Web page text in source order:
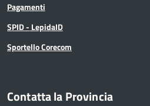
Pagamenti
SPID - LepidaID
Sportello Corecom
Contatta la Provincia